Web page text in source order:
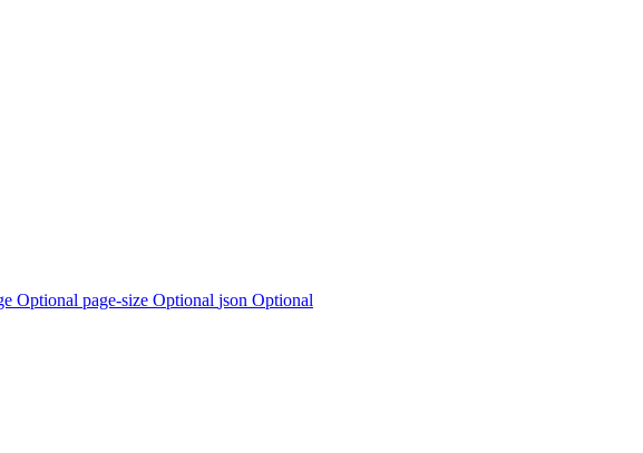
Optional page-size Optional json Optional